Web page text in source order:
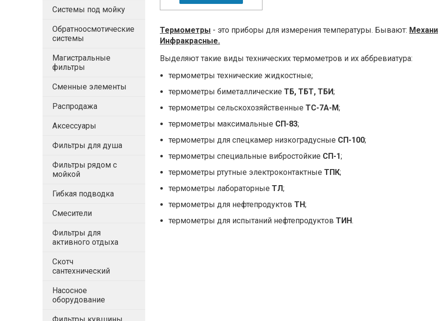
Системы под мойку
Обратноосмотические
системы
Магистральные
фильтры
Сменные элементы
Распродажа
Аксессуары
Фильтры для душа
Фильтры рядом с
мойкой
Гибкая подводка
Смесители
Фильтры для
активного отдыха
Скотч
сантехнический
Насосное
оборудование
Термометры - это приборы для измерения температуры. Бывают:
Инфракрасные.
Выделяют такие виды технических термометров и их аббревиатура:
термометры технические жидкостные;
термометры биметаллические ТБ, ТБТ, ТБИ;
термометры сельскохозяйственные ТС-7А-М;
термометры максимальные СП-83;
термометры для спецкамер низкоградусные СП-100;
термометры специальные вибростойкие СП-1;
термометры ртутные электроконтактные ТПК;
термометры лабораторные ТЛ;
термометры для нефтепродуктов ТН;
термометры для испытаний нефтепродуктов ТИН.